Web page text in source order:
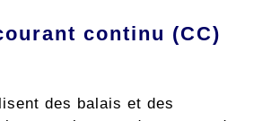
continu (CC)
des balais et des